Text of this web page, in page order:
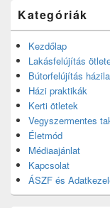
Kategóriák
Kezdőlap
Lakásfelújítás
Bútorfelújítás
Házi praktikák
Kerti ötletek
Vegyszermentes
Életmód
Médiaajánlat
Kapcsolat
ÁSZF és